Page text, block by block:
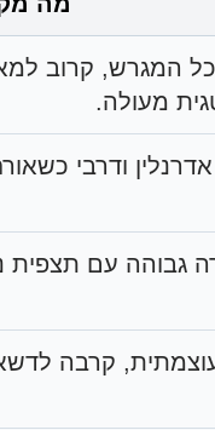
כל המגרש, קרוב
מעולה.
ודרבי
גבוהה עם תצפית
עוצמתית, קרבה